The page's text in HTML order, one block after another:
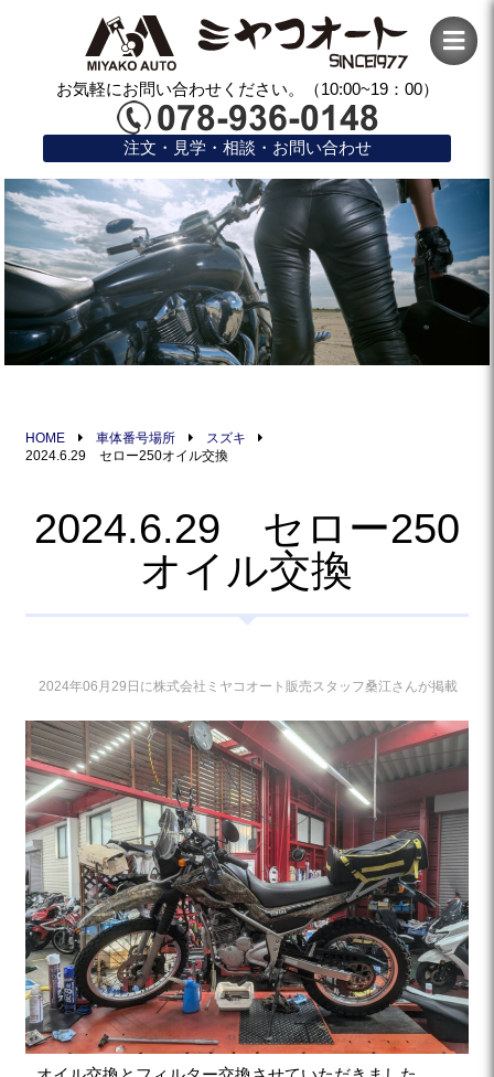
お気軽にお問い合わせください。（10:00~19：00）
注文・見学・相談・お問い合わせ
HOME 車体番号場所
スズキ
2024.6.29 セロー250オイル交換
2024.6.29 セロー250
オイル交換
2024年06月29日に株式会社ミヤコオート販売スタッフ桑江さんが掲載